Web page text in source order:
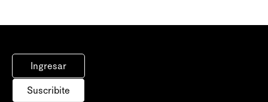
Ingresar
Suscribite